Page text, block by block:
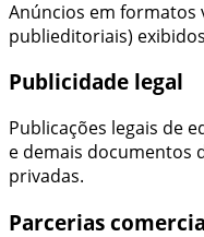
Anúncios em formatos
publieditoriais)
Publicidade legal
Publicações legais de
e demais documentos
privadas.
Parcerias